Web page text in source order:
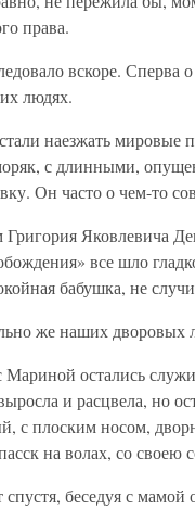
права.
вскоре.
людях.
наезжать мировые
с длинными,
Он часто о чем-то
Яковлевича
все шло
бабушка, не
же наших дворовых
Мариной остались
и расцвела, но
с плоским носом,
на волах, со своею
беседуя с мамой